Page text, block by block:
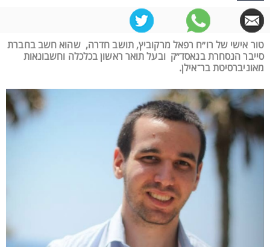
טור אישי של רו״ח רפאל מרקוביץ, תושב חדרה, שהוא חשב בחברת
סייבר הנסחרת בנאסד״ק ובעל תואר ראשון בכלכלה וחשבונאות
מאוניברסיטת בר־אילן.